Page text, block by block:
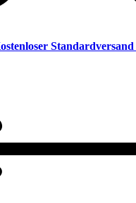
Standardversand